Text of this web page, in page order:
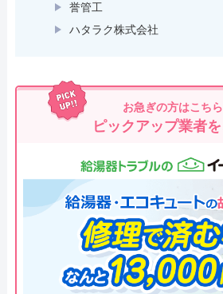
誉管工
ハタラク株式会社
お急ぎの方はこちら
ピックアップ業者